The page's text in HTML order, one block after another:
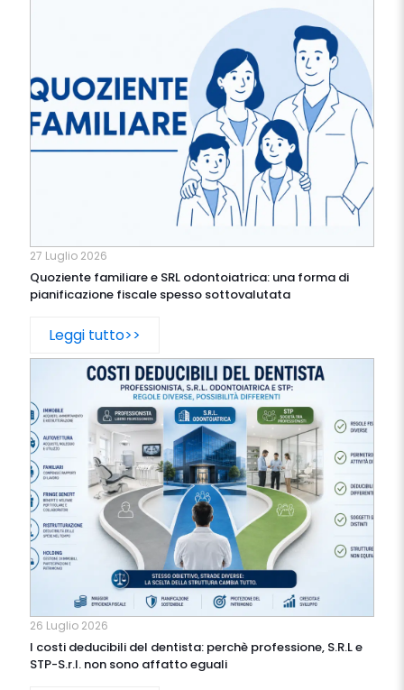
27 Luglio 2026
Quoziente familiare e SRL odontoiatrica: una forma di
pianificazione fiscale spesso sottovalutata
Leggi tutto>>
26 Luglio 2026
I costi deducibili del dentista: perchè professione, S.R.L e
STP-S.r.l. non sono affatto eguali